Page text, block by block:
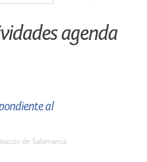
agenda
al
de Salamanca